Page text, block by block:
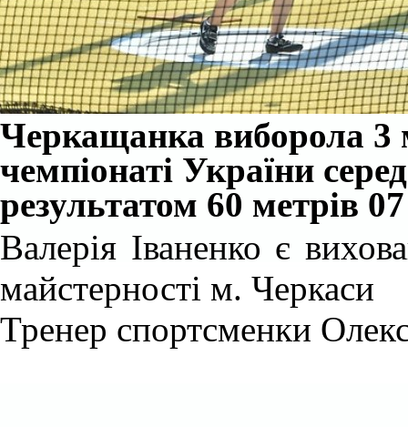
Черкащанка виборола 3
чемпіонаті України
результатом 60 метрів
Валерія Іваненко є
майстерності м. Черкаси
Тренер спортсменки